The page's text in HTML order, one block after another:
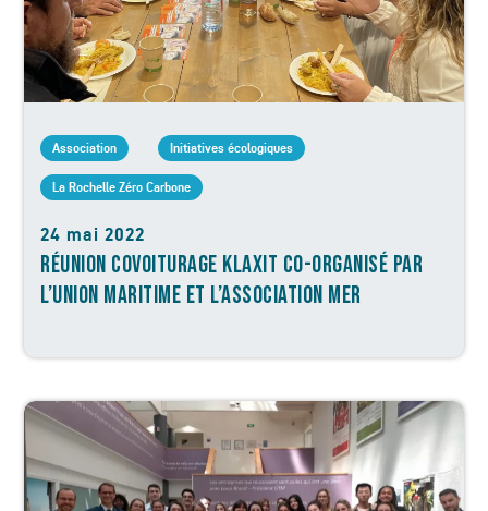
Association Initiatives écologiques
La Rochelle Zéro Carbone
24 mai 2022
RÉUNION COVOITURAGE KLAXIT CO-ORGANISÉ PAR
L’UNION MARITIME ET L’ASSOCIATION MER